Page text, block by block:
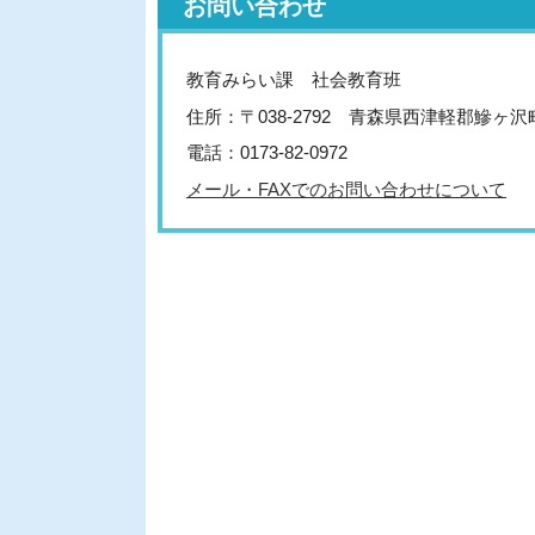
お問い合わせ
教育みらい課 社会教育班
住所：〒038-2792 青森県西津軽郡鰺ヶ沢
電話：0173-82-0972
メール・FAXでのお問い合わせについて